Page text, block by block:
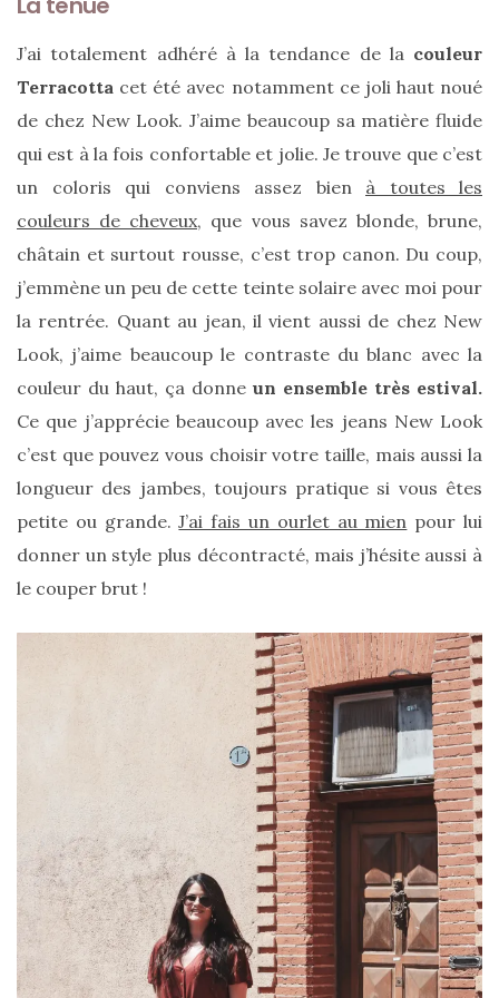
Les
sacs
tendances
printemps
été
2026
ma
sélection
J’ai totalement adhéré à la tendance de la couleur
Terracotta cet été avec notamment ce joli haut noué
de chez New Look. J’aime beaucoup sa matière fluide
qui est à la fois confortable et jolie. Je trouve que c’est
un coloris qui conviens assez bien à toutes les
couleurs de cheveux, que vous savez blonde, brune,
châtain et surtout rousse, c’est trop canon. Du coup,
j’emmène un peu de cette teinte solaire avec moi pour
la rentrée. Quant au jean, il vient aussi de chez New
Look, j’aime beaucoup le contraste du blanc avec la
couleur du haut, ça donne un ensemble très estival.
Ce que j’apprécie beaucoup avec les jeans New Look
c’est que pouvez vous choisir votre taille, mais aussi la
longueur des jambes, toujours pratique si vous êtes
petite ou grande.J’ai fais un ourlet au mien pour lui
donner un style plus décontracté, mais j’hésite aussi à
le couper brut !